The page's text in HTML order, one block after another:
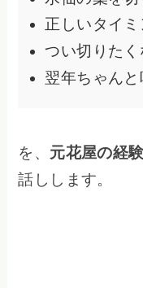
正しいタイ
つい切りた
翌年ちゃん
を、 元花屋の経
話しします。